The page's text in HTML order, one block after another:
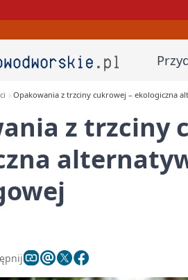
Opakowania z trzciny cukrowej – ekologiczna
z trzciny